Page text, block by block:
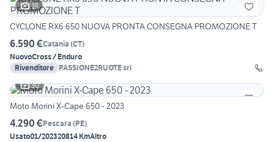
19
CYCLONE RX6 650 NUOVA PRONTA CONSEGNA PROMOZIONE T
6.590 €Catania (CT)
NuovoCross / Enduro
Rivenditore PASSIONE2RUOTE srl
30
Moto Morini X-Cape 650 - 2023
4.290 €Pescara (PE)
Usato01/202320814 KmAltro